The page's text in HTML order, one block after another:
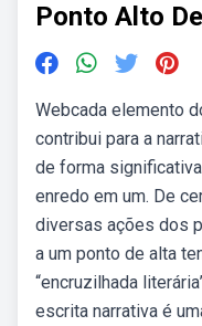
Ponto Alto
Webcada elemento
contribui para a
de forma
enredo em um. De
diversas ações dos
a um ponto de alta
“encruzilhada
escrita narrativa é